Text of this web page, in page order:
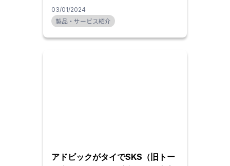
03/01/2024
製品・サービス紹介
アドビックがタイでSKS（旧トー